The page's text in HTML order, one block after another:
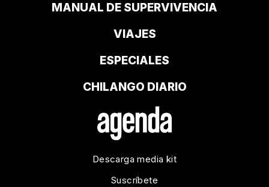
MANUAL DE SUPERVIVENCIA
VIAJES
ESPECIALES
CHILANGO DIARIO
Descarga media kit
Suscríbete